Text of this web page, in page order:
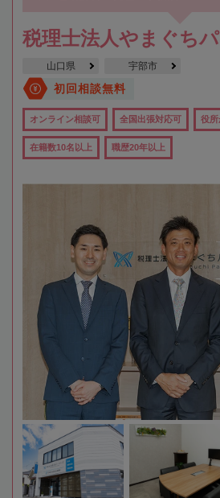
税理士法人やまぐち
山口県 宇部市
初回相談無料
オンライン相談可 全国出張対応可 役所
在籍数10名以上 職歴20年以上